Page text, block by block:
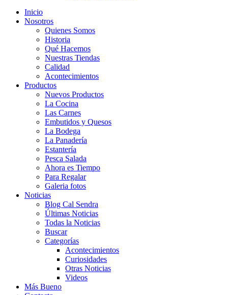
Inicio
Nosotros
Quienes Somos
Historia
Qué Hacemos
Nuestras Tiendas
Calidad
Acontecimientos
Productos
Nuevos Productos
La Cocina
Las Carnes
Embutidos y Quesos
La Bodega
La Panadería
Estantería
Pesca Salada
Ahora es Tiempo
Para Regalar
Galeria fotos
Noticias
Blog Cal Sendra
Últimas Noticias
Todas la Noticias
Buscar
Categorías
Acontecimientos
Curiosidades
Otras Noticias
Videos
Más Bueno